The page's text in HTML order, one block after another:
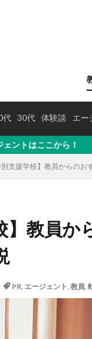
代 30代 体験談 エー
！
別支援学校】教員からの
】教員
PR, エージェント, 教員,